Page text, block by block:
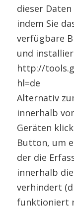
dieser
indem Sie
verfügbare
und
http://
hl=de
Alternativ
innerhalb
Geräten
Button, um
der die
innerhalb
verhindert
funktioniert